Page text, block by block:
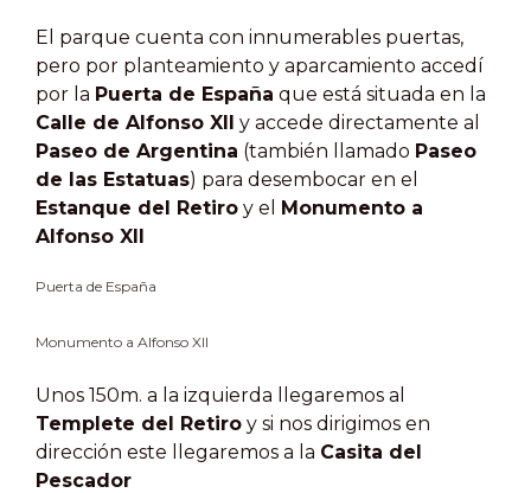
El parque cuenta con innumerables puertas,
pero por planteamiento y aparcamiento accedí
por la Puerta de España que está situada en la
Calle de Alfonso XII y accede directamente al
Paseo de Argentina (también llamado Paseo
de las Estatuas) para desembocar en el
Estanque del Retiro y el Monumento a
Alfonso XII
Puerta de España
Monumento a Alfonso XII
Unos 150m. a la izquierda llegaremos al
Templete del Retiro y si nos dirigimos en
dirección este llegaremos a la Casita del
Pescador